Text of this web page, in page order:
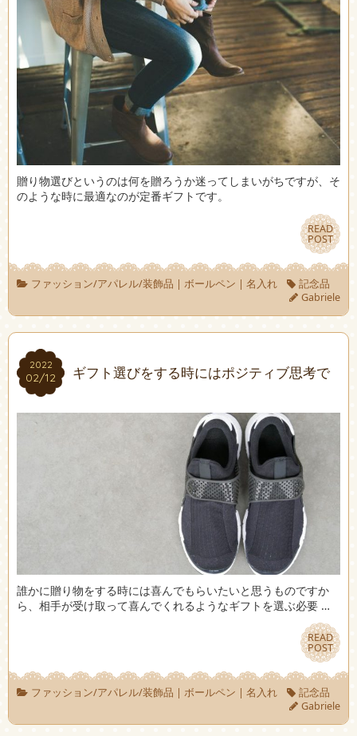
贈り物選びというのは何を贈ろうか迷ってしまいがちですが、そ
のような時に最適なのが定番ギフトです。
READ
POST
READ
POST
ファッション/アパレル/装飾品 | ボールペン | 名入れ
記念品
Gabriele
2022
02/12
2022
02/12 ギフト選びをする時にはポジティブ思考で
誰かに贈り物をする時には喜んでもらいたいと思うものですか
ら、相手が受け取って喜んでくれるようなギフトを選ぶ必要 …
READ
POST
READ
POST
ファッション/アパレル/装飾品 | ボールペン | 名入れ
記念品
Gabriele